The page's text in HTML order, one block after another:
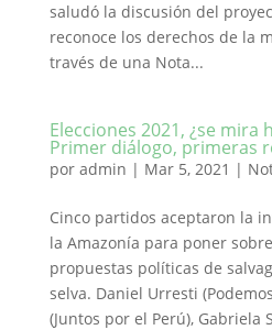
saludó la discusión del
reconoce los derechos de la
través de una Nota...
Elecciones 2021, ¿se mira
Primer diálogo, primeras
por admin | Mar 5, 2021 |
Cinco partidos aceptaron la
la Amazonía para poner
propuestas políticas de
selva. Daniel Urresti
(Juntos por el Perú), Gabriela